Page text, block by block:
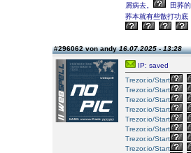
屑病去。
田荞
荞本就有些散打功底
#296062 von andy16.07.2025 - 13:28
IP: saved
Trezor.io/Start
Trezor.io/Start
Trezor.io/Start
Trezor.io/Start
Trezor.io/Start
Trezor.io/Start
Trezor.io/Start
Trezor.io/Start